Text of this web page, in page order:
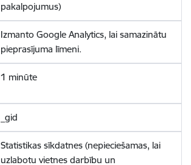
pakalpojumus)
Izmanto Google Analytics, lai samazinātu
pieprasījuma līmeni.
1 minūte
_gid
Statistikas sīkdatnes (nepieciešamas, lai
uzlabotu vietnes darbību un